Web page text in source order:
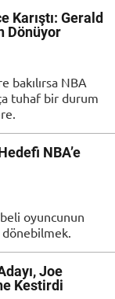
Karıştı: Gerald
Dönüyor
bakılırsa NBA
tuhaf bir durum
NBA’e
oyuncunun
Joe
Kestirdi